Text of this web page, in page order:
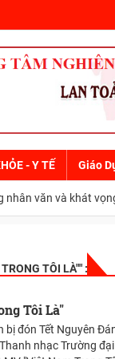
- Y TẾ Giáo
văn và khát vọng
TÔI LÀ"" :
Tôi Là"
bị đón Tết Nguyên
nhạc Trường